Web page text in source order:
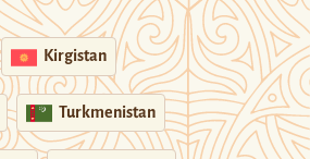
Kirgistan
Turkmenistan